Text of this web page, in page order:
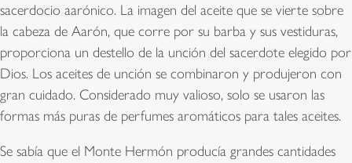
sacerdocio aarónico. La imagen del aceite que se vierte sobre
la cabeza de Aarón, que corre por su barba y sus vestiduras,
proporciona un destello de la unción del sacerdote elegido por
Dios. Los aceites de unción se combinaron y produjeron con
gran cuidado. Considerado muy valioso, solo se usaron las
formas más puras de perfumes aromáticos para tales aceites.
Se sabía que el Monte Hermón producía grandes cantidades